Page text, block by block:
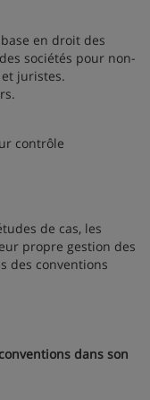
en droit des
sociétés pour non-
juristes.
contrôle
de cas, les
propre gestion des
des conventions
dans son